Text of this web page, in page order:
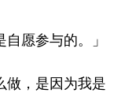
愿参与的。」
做，是因为我是